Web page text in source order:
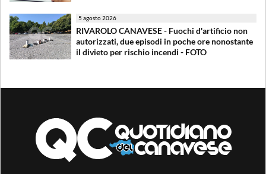
5 agosto 2026
RIVAROLO CANAVESE - Fuochi d'artificio non
autorizzati, due episodi in poche ore nonostante
il divieto per rischio incendi - FOTO